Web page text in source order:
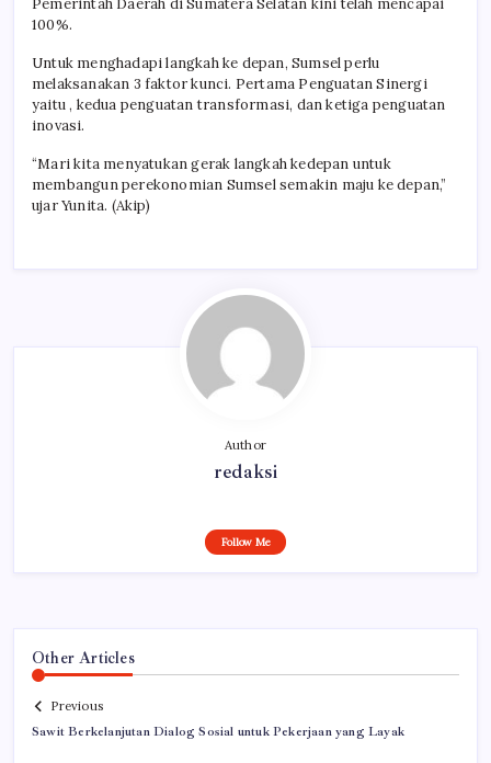
100%.
Untuk menghadapi langkah ke depan, Sumsel perlu
melaksanakan 3 faktor kunci. Pertama Penguatan Sinergi
yaitu , kedua penguatan transformasi, dan ketiga penguatan
inovasi.
“Mari kita menyatukan gerak langkah kedepan untuk
membangun perekonomian Sumsel semakin maju ke depan,”
ujar Yunita. (Akip)
Author
redaksi
Follow Me
Other Articles
Previous
Sawit Berkelanjutan Dialog Sosial untuk Pekerjaan yang Layak